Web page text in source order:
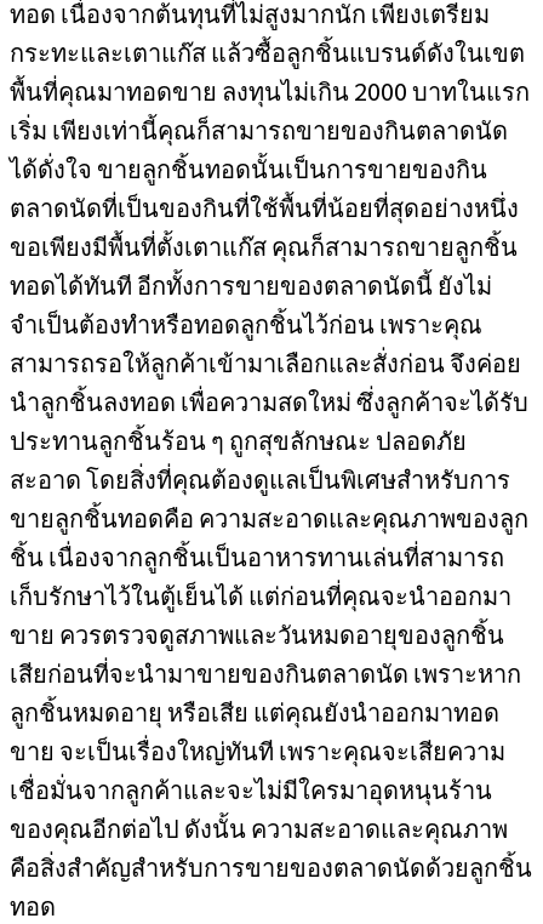
ทอด เนื่องจากต้นทุนที่ไม่สูงมากนัก เพียงเตรียม
กระทะและเตาแก๊ส แล้วซื้อลูกชิ้นแบรนด์ดังในเขต
พื้นที่คุณมาทอดขาย ลงทุนไม่เกิน 2000 บาทในแรก
เริ่ม เพียงเท่านี้คุณก็สามารถขายของกินตลาดนัด
ได้ดั่งใจ ขายลูกชิ้นทอดนั้นเป็นการขายของกิน
ตลาดนัดที่เป็นของกินที่ใช้พื้นที่น้อยที่สุดอย่างหนึ่ง
ขอเพียงมีพื้นที่ตั้งเตาแก๊ส คุณก็สามารถขายลูกชิ้น
ทอดได้ทันที อีกทั้งการขายของตลาดนัดนี้ ยังไม่
จำเป็นต้องทำหรือทอดลูกชิ้นไว้ก่อน เพราะคุณ
สามารถรอให้ลูกค้าเข้ามาเลือกและสั่งก่อน จึงค่อย
นำลูกชิ้นลงทอด เพื่อความสดใหม่ ซึ่งลูกค้าจะได้รับ
ประทานลูกชิ้นร้อน ๆ ถูกสุขลักษณะ ปลอดภัย
สะอาด โดยสิ่งที่คุณต้องดูแลเป็นพิเศษสำหรับการ
ขายลูกชิ้นทอดคือ ความสะอาดและคุณภาพของลูก
ชิ้น เนื่องจากลูกชิ้นเป็นอาหารทานเล่นที่สามารถ
เก็บรักษาไว้ในตู้เย็นได้ แต่ก่อนที่คุณจะนำออกมา
ขาย ควรตรวจดูสภาพและวันหมดอายุของลูกชิ้น
เสียก่อนที่จะนำมาขายของกินตลาดนัด เพราะหาก
ลูกชิ้นหมดอายุ หรือเสีย แต่คุณยังนำออกมาทอด
ขาย จะเป็นเรื่องใหญ่ทันที เพราะคุณจะเสียความ
เชื่อมั่นจากลูกค้าและจะไม่มีใครมาอุดหนุนร้าน
ของคุณอีกต่อไป ดังนั้น ความสะอาดและคุณภาพ
คือสิ่งสำคัญสำหรับการขายของตลาดนัดด้วยลูกชิ้น
ทอด